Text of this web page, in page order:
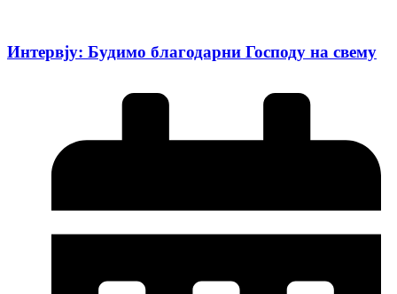
Интервју: Будимо благодарни Господу на свему